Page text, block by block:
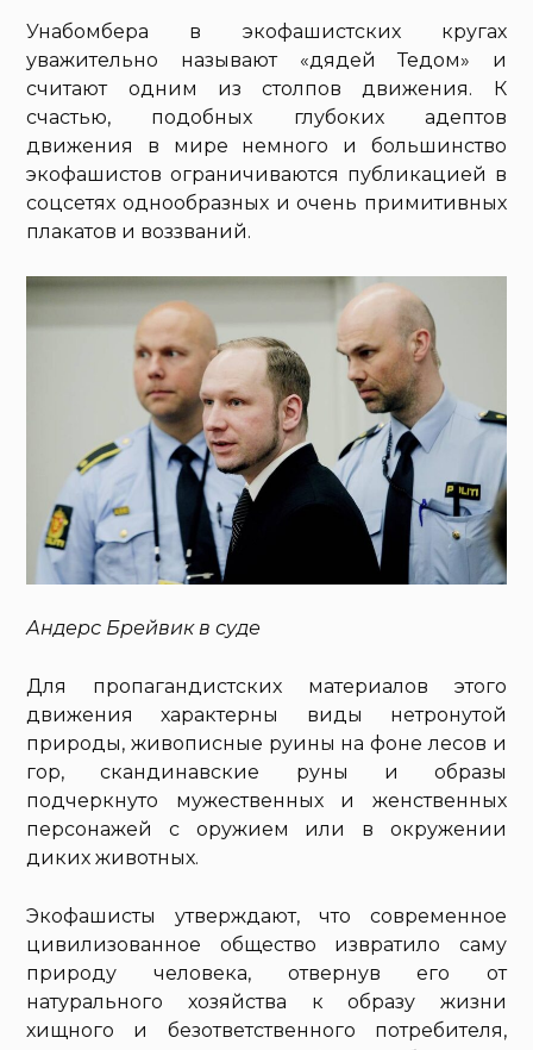
Унабомбера в экофашистских кругах
уважительно называют «дядей Тедом» и
считают одним из столпов движения. К
счастью, подобных глубоких адептов
движения в мире немного и большинство
экофашистов ограничиваются публикацией в
соцсетях однообразных и очень примитивных
плакатов и воззваний.
Андерс Брейвик в суде
Для пропагандистских материалов этого
движения характерны виды нетронутой
природы, живописные руины на фоне лесов и
гор, скандинавские руны и образы
подчеркнуто мужественных и женственных
персонажей с оружием или в окружении
диких животных.
Экофашисты утверждают, что современное
цивилизованное общество извратило саму
природу человека, отвернув его от
натурального хозяйства к образу жизни
хищного и безответственного потребителя,